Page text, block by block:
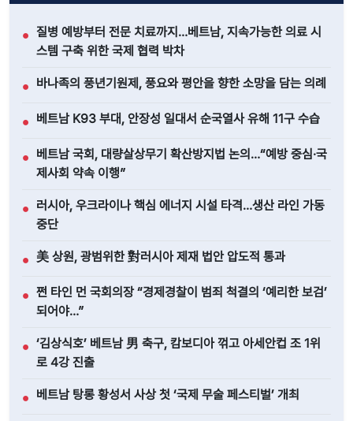
● 질병 예방부터 전문 치료까지…베트남, 지속가능한 의료 시
스템 구축 위한 국제 협력 박차
● 바나족의 풍년기원제, 풍요와 평안을 향한 소망을 담는 의례
● 베트남 K93 부대, 안장성 일대서 순국열사 유해 11구 수습
● 베트남 국회, 대량살상무기 확산방지법 논의…“예방 중심·국
제사회 약속 이행”
● 러시아, 우크라이나 핵심 에너지 시설 타격…생산 라인 가동
중단
● 美 상원, 광범위한 對러시아 제재 법안 압도적 통과
● 쩐 타인 먼 국회의장 “경제경찰이 범죄 척결의 ‘예리한 보검’
되어야…”
● ‘김상식호’ 베트남 男 축구, 캄보디아 꺾고 아세안컵 조 1위
로 4강 진출
● 베트남 탕롱 황성서 사상 첫 ‘국제 무술 페스티벌’ 개최